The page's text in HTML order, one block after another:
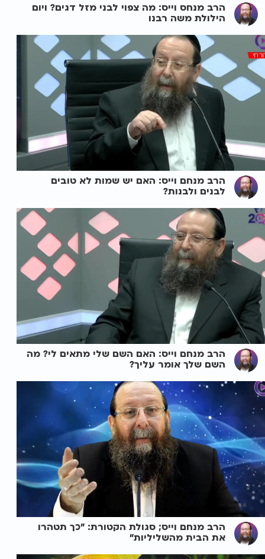
הרב מנחס וייס: מה צפוי לבני מזל דגים? ויום
הילולת משה רבנו
הרב מנחם וייס: האם יש שמות לא טובים
לבנים ולבנות?
הרב מנחם וייס: האם השם שלי מתאים לי? מה
השם שלך אומר עליך?
הרב מנחם וייס; סגולת הקטורת: "כך תטהרו
את הבית מהשליליות"